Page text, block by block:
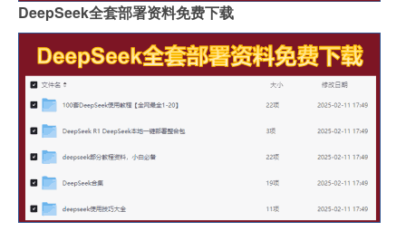
DeepSeek全套部署资料免费下载